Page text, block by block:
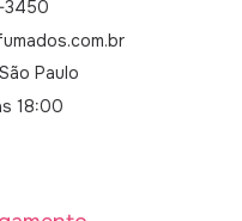
3450
Paulo
18:00